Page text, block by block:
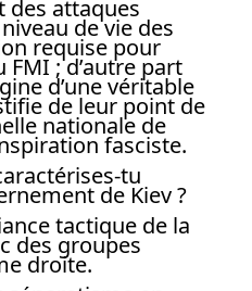
des attaques
de vie des
requise pour
; d’autre part
d’une véritable
de leur point de
nationale de
fasciste.
tu
de Kiev ?
tactique de la
des groupes
droite.